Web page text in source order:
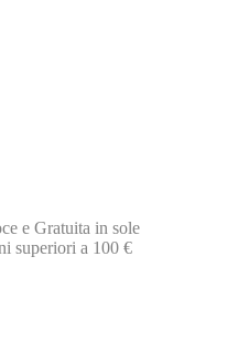
e Gratuita in sole
superiori a 100 €